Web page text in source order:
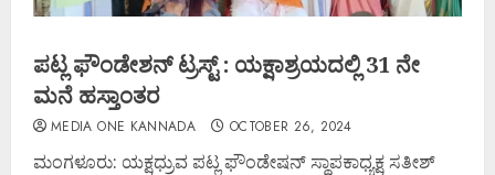
ಪಟ್ಲ ಫೌಂಡೇಶನ್ ಟ್ರಸ್ಟ್ : ಯಕ್ಷಾಶ್ರಯದಲ್ಲಿ 31 ನೇ
ಮನೆ ಹಸ್ತಾಂತರ
MEDIA ONE KANNADA OCTOBER 26, 2024
ಮಂಗಳೂರು: ಯಕ್ಷಧ್ರುವ ಪಟ್ಲ ಫೌಂಡೇಷನ್ ಸ್ಥಾಪಕಾಧ್ಯಕ್ಷ ಸತೀಶ್